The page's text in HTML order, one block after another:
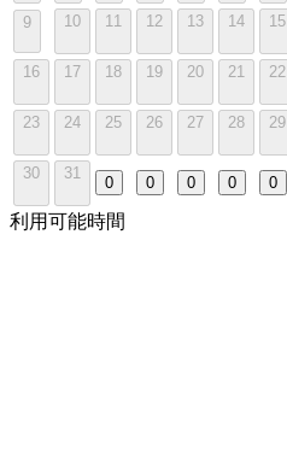
9 10 11 12 13 14 15
16 17 18 19 20 21 22
23 24 25 26 27 28 29
30 31
0 0 0 0 0
利用可能時間